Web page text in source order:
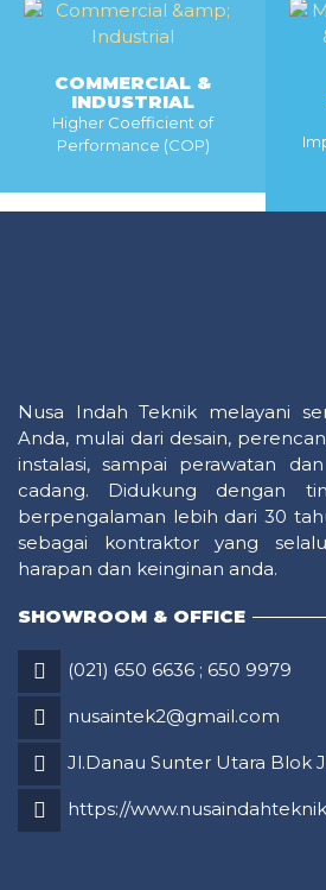
COMMERCIAL &
INDUSTRIAL
Higher Coefficient of
Performance (COP)
Nusa Indah Teknik melayani
Anda, mulai dari desain,
instalasi, sampai perawatan
cadang. Didukung dengan
berpengalaman lebih dari 30
sebagai kontraktor yang
harapan dan keinginan anda.
SHOWROOM & OFFICE
(021) 650 6636 ; 650 9979
nusaintek2@gmail.com
Jl.Danau Sunter Utara Blok
https://